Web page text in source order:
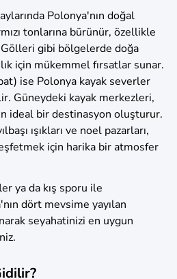
Polonya'nın doğal
tonlarına bürünür, özellikle
gibi bölgelerde doğa
için mükemmel fırsatlar sunar.
ise Polonya kayak severler
Güneydeki kayak merkezleri,
ideal bir destinasyon oluşturur.
ışıkları ve noel pazarları,
için harika bir atmosfer
ya da kış sporu ile
dört mevsime yayılan
seyahatinizi en uygun